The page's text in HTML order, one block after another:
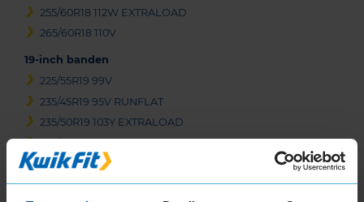
255/60R18 112W EXTRALOAD
265/60R18 110V
19-inch banden
225/55R19 99V
235/45R19 95V RUNFLAT
235/50R19 103Y EXTRALOAD
235/50R19 99V
235/50R19 99W RUNFLAT
235/55R19 101V